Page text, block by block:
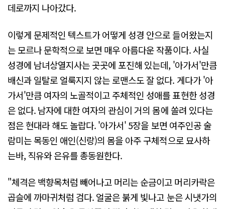
데로까지 나아갔다.
이렇게 문제적인 텍스트가 어떻게 성경 안으로 들어왔는지
는 모르나 문학적으로 보면 매우 아름다운 작품이다. 사실
성경에 남녀상열지사는 곳곳에 포진해 있는데, '아가서'만큼
배신과 일탈로 얼룩지지 않는 로맨스도 잘 없다. 게다가 '아
가서'만큼 여자의 노골적이고 주체적인 성애를 표현한 성경
은 없다. 남자에 대한 여자의 관심이 거의 몸에 쏠려 있다는
점은 현대라 해도 놀랍다. '아가서' 5장을 보면 여주인공 술
람미는 목동인 애인(신랑)의 몸을 아주 구체적으로 묘사하
는바, 직유와 은유를 총동원한다.
"체격은 백향목처럼 빼어나고 머리는 순금이고 머리카락은
곱슬에 까마귀처럼 검다. 얼굴은 붉게 빛나고 눈은 시냇가의